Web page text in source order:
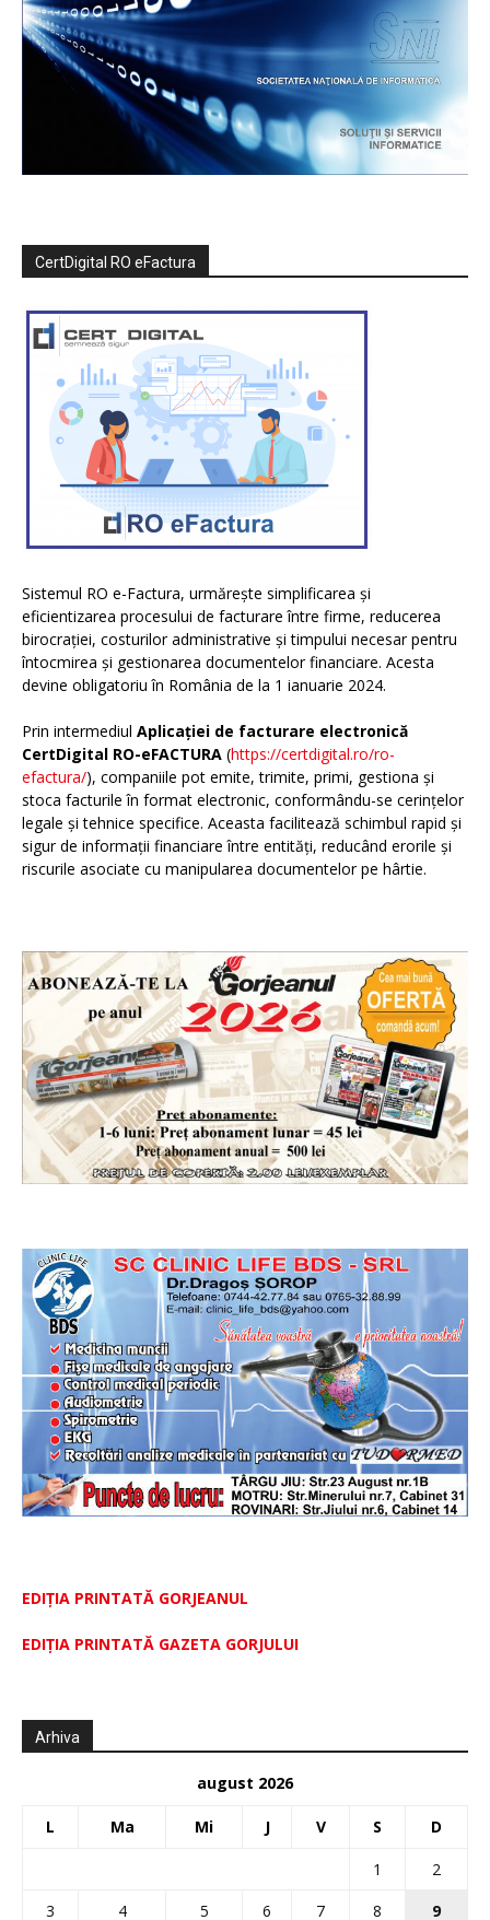
CertDigital RO eFactura
Sistemul RO e-Factura, urmărește simplificarea și
eficientizarea procesului de facturare între firme, reducerea
birocrației, costurilor administrative și timpului necesar pentru
întocmirea și gestionarea documentelor financiare. Acesta
devine obligatoriu în România de la 1 ianuarie 2024.
Prin intermediul Aplicației de facturare electronică
CertDigital RO-eFACTURA (https://certdigital.ro/ro-
efactura/), companiile pot emite, trimite, primi, gestiona și
stoca facturile în format electronic, conformându-se cerințelor
legale și tehnice specifice. Aceasta facilitează schimbul rapid și
sigur de informații financiare între entități, reducând erorile și
riscurile asociate cu manipularea documentelor pe hârtie.
EDIȚIA PRINTATĂ GORJEANUL
EDIŢIA PRINTATĂ GAZETA GORJULUI
Arhiva
august 2026
L Ma Mi J V S D
1
2
3
4 5 6 7 8 9